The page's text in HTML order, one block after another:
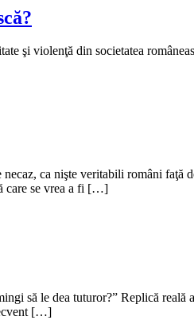
şi violenţă din societatea
ca nişte veritabili români
care se vrea a fi […]
să le dea tuturor?” Replică
[…]